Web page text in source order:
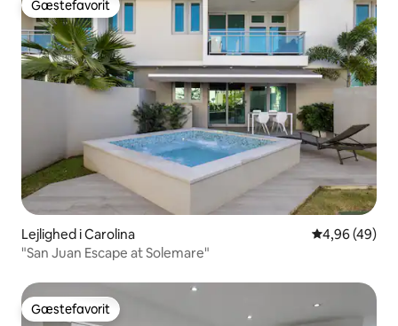
Gæstefavorit
Gæstefavorit
Lejlighed i Carolina 4,96 ud af 5 i
4,96 (49)
"San Juan Escape at Solemare"
Gæstefavorit
Gæstefavorit